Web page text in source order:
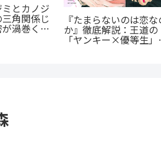
ミとカノジ
角関係じ
渦巻くセ
スの魅力
『たまらないのは恋
か』徹底解説：王道の
「ヤンキー×優等生」